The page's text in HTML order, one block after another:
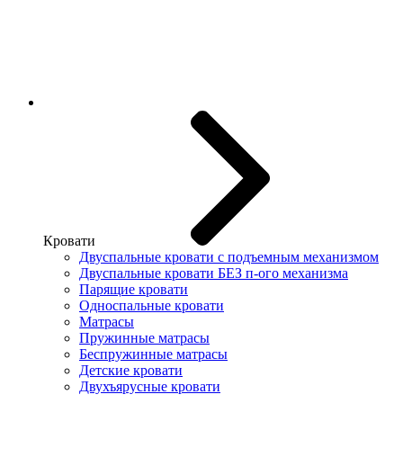
Кровати
Двуспальные кровати с подъемным механизмом
Двуспальные кровати БЕЗ п-ого механизма
Парящие кровати
Односпальные кровати
Матрасы
Пружинные матрасы
Беспружинные матрасы
Детские кровати
Двухъярусные кровати